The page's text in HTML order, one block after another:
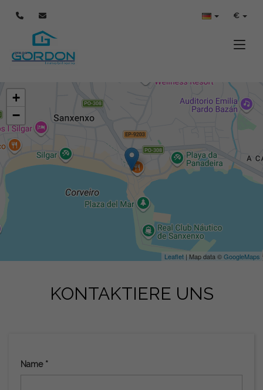
€
+
−
Leaflet | Map data ©GoogleMaps
KONTAKTIERE UNS
Name *